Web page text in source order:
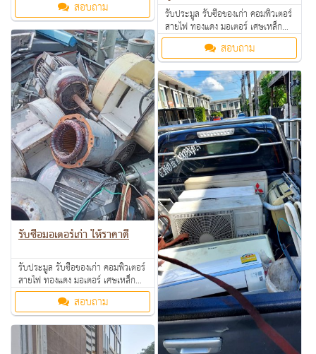
ตามโรงงาน โรงแรม อพาร์ทเม้นท์ ให้
ราคาดี คุยง่าย จ่ายคล่อง รับซื้อเงินสด
ถึงที่ สนใจทักมาสอบถามหรือส่งรูป
มาสอบถามได้ค่ะ
สอบถาม รับประมูล รับซื้อของเก่า คอมพิวเตอร์
สายไฟ ทองแดง มอเตอร์ เศษเหล็ก
อลูมิเนียม คอมเพรสเซอร์ แอร์เก่า
ตามโรงงาน โรงแรม อพาร์ทเม้นท์ ให้
ราคาดี คุยง่าย จ่ายคล่อง รับซื้อเงินสด
ถึงที่ สนใจทักมาสอบถามหรือส่งรูป
มาสอบถามได้ค่ะ
สอบถาม
รับซื้อมอเตอร์เก่า ให้ราคาดี
รับประมูล รับซื้อของเก่า คอมพิวเตอร์
สายไฟ ทองแดง มอเตอร์ เศษเหล็ก
อลูมิเนียม คอมเพรสเซอร์ แอร์เก่า
ตามโรงงาน โรงแรม อพาร์ทเม้นท์ ให้
ราคาดี คุยง่าย จ่ายคล่อง รับซื้อเงินสด
ถึงที่ สนใจทักมาสอบถามหรือส่งรูป
มาสอบถามได้ค่ะ
สอบถาม